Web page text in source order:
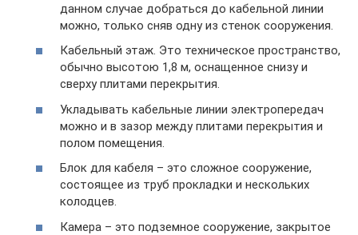
данном случае добраться до кабельной линии
можно, только сняв одну из стенок сооружения.
Кабельный этаж. Это техническое пространство,
обычно высотою 1,8 м, оснащенное снизу и
сверху плитами перекрытия.
Укладывать кабельные линии электропередач
можно и в зазор между плитами перекрытия и
полом помещения.
Блок для кабеля – это сложное сооружение,
состоящее из труб прокладки и нескольких
колодцев.
Камера – это подземное сооружение, закрытое